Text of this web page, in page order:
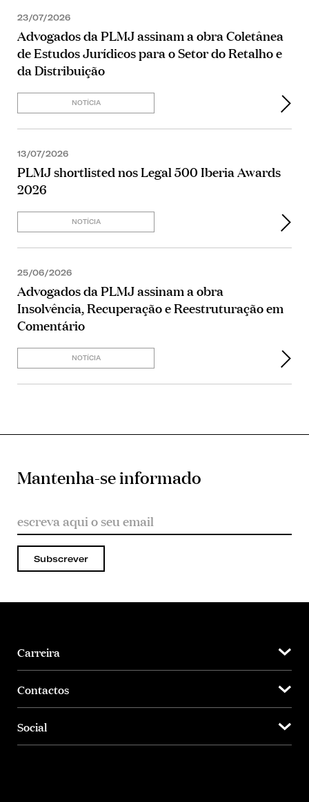
23/07/2026
Advogados da PLMJ assinam a obra Coletânea
de Estudos Jurídicos para o Setor do Retalho e
da Distribuição
NOTÍCIA
13/07/2026
PLMJ shortlisted nos Legal 500 Iberia Awards
2026
NOTÍCIA
25/06/2026
Advogados da PLMJ assinam a obra
Insolvência, Recuperação e Reestruturação em
Comentário
NOTÍCIA
Mantenha-se informado
Subscrever
Carreira
Contactos
Social